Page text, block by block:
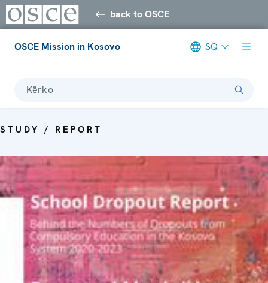
back to OSCE
OSCE Mission in Kosovo SQ
Kërko
STUDY / REPORT